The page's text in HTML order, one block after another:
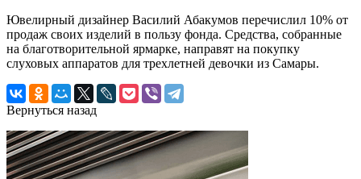
Ювелирный дизайнер Василий Абакумов перечислил 10% от
продаж своих изделий в пользу фонда. Средства, собранные
на благотворительной ярмарке, направят на покупку
слуховых аппаратов для трехлетней девочки из Самары.
Вернуться назад